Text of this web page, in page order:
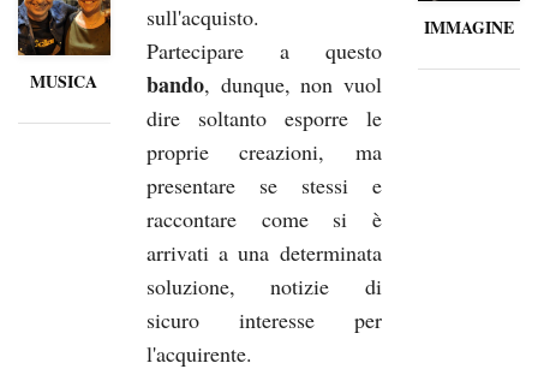
MUSICA
sull'acquisto.
Partecipare a questo
bando, dunque, non vuol
dire soltanto esporre le
proprie creazioni, ma
presentare se stessi e
raccontare come si è
arrivati a una determinata
soluzione, notizie di
sicuro interesse per
l'acquirente.
IMMAGINE